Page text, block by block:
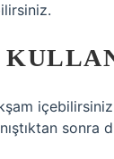
sonra